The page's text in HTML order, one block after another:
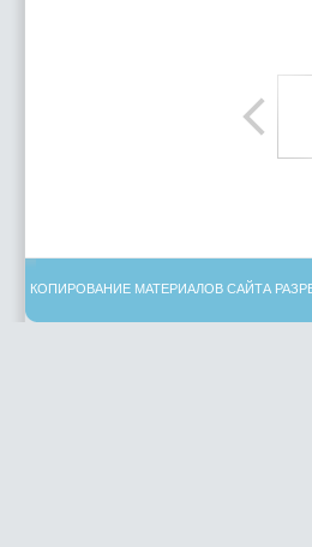
КОПИРОВАНИЕ МАТЕРИАЛОВ САЙТА